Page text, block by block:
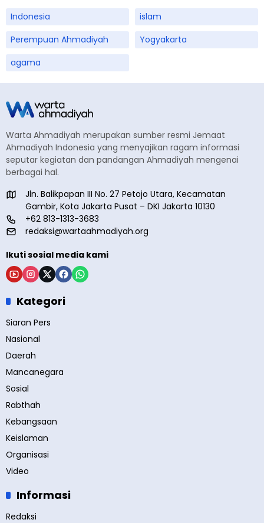
Indonesia
islam
Perempuan Ahmadiyah
Yogyakarta
agama
Warta Ahmadiyah merupakan sumber resmi Jemaat
Ahmadiyah Indonesia yang menyajikan ragam informasi
seputar kegiatan dan pandangan Ahmadiyah mengenai
berbagai hal.
Jln. Balikpapan III No. 27 Petojo Utara, Kecamatan
Gambir, Kota Jakarta Pusat – DKI Jakarta 10130
+62 813-1313-3683
redaksi@wartaahmadiyah.org
Ikuti sosial media kami
Kategori
Siaran Pers
Nasional
Daerah
Mancanegara
Sosial
Rabthah
Kebangsaan
Keislaman
Organisasi
Video
Informasi
Redaksi